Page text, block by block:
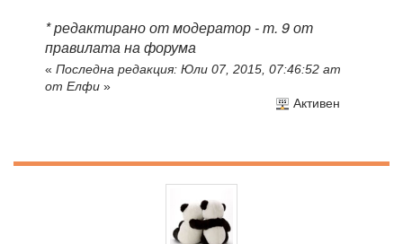
* редактирано от модератор - т. 9 от
правилата на форума
« Последна редакция: Юли 07, 2015, 07:46:52 am
от Елфи »
Активен